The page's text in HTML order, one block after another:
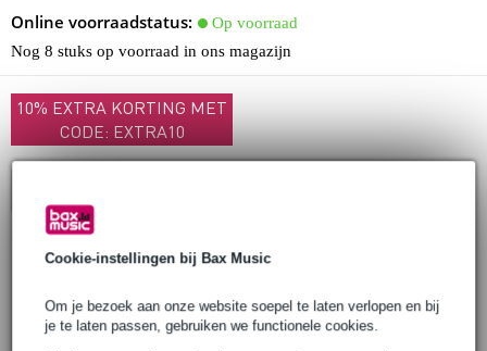
Cookie-instellingen bij Bax Music
Om je bezoek aan onze website soepel te laten verlopen en bij
je te laten passen, gebruiken we functionele cookies.
Online voorraadstatus:
Op voorraad
Nog 8 stuks op voorraad in ons magazijn
10% EXTRA KORTING MET
CODE: EXTRA10
Bestel voor 23:00 = maandag in huis
30 dagen 'niet goed geld terug' garantie
3 jaar Bax Music garantie